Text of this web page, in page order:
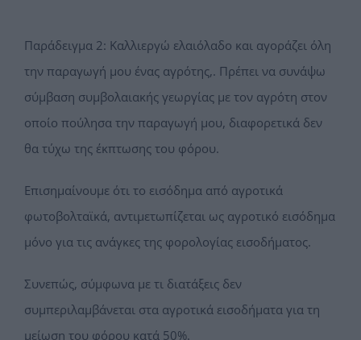
Παράδειγμα 2: Καλλιεργώ ελαιόλαδο και αγοράζει όλη
την παραγωγή µου ένας αγρότης,. Πρέπει να συνάψω
σύμβαση συµβολαιακής γεωργίας µε τον αγρότη στον
οποίο πούλησα την παραγωγή µου, διαφορετικά δεν
θα τύχω της έκπτωσης του φόρου.
Επισημαίνουμε ότι το εισόδημα από αγροτικά
φωτοβολταϊκά, αντιμετωπίζεται ως αγροτικό εισόδημα
µόνο για τις ανάγκες της φορολογίας εισοδήματος.
Συνεπώς, σύμφωνα µε τι διατάξεις δεν
συμπεριλαμβάνεται στα αγροτικά εισοδήματα για τη
µείωση του φόρου κατά 50%.